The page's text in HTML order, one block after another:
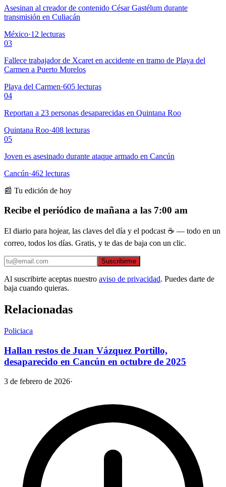
Asesinan al creador de contenido César Gastélum durante
transmisión en Culiacán
México·12 lecturas
03
Fallece trabajador de Xcaret en accidente en tramo de Playa del
Carmen a Puerto Morelos
Playa del Carmen·605 lecturas
04
Reportan a 23 personas desaparecidas en Quintana Roo
Quintana Roo·408 lecturas
05
Joven es asesinado durante ataque armado en Cancún
Cancún·462 lecturas
📰 Tu edición de hoy
Recibe el periódico de mañana a las 7:00 am
El diario para hojear, las claves del día y el podcast ☕ — todo en un
correo, todos los días. Gratis, y te das de baja con un clic.
Suscribirme
Al suscribirte aceptas nuestro aviso de privacidad. Puedes darte de
baja cuando quieras.
Relacionadas
Policiaca
Hallan restos de Juan Vázquez Portillo,
desaparecido en Cancún en octubre de 2025
3 de febrero de 2026·